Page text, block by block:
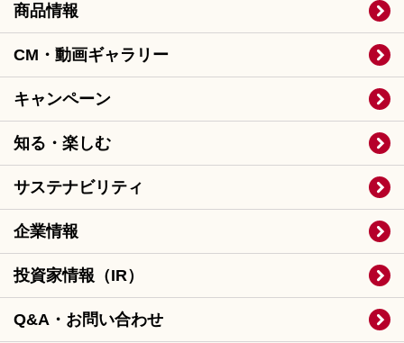
商品情報
CM・動画ギャラリー
キャンペーン
知る・楽しむ
サステナビリティ
企業情報
投資家情報（IR）
Q&A・お問い合わせ